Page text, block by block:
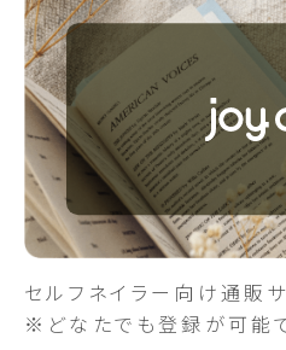
セルフネイラー向け通販
※どなたでも登録が可能で